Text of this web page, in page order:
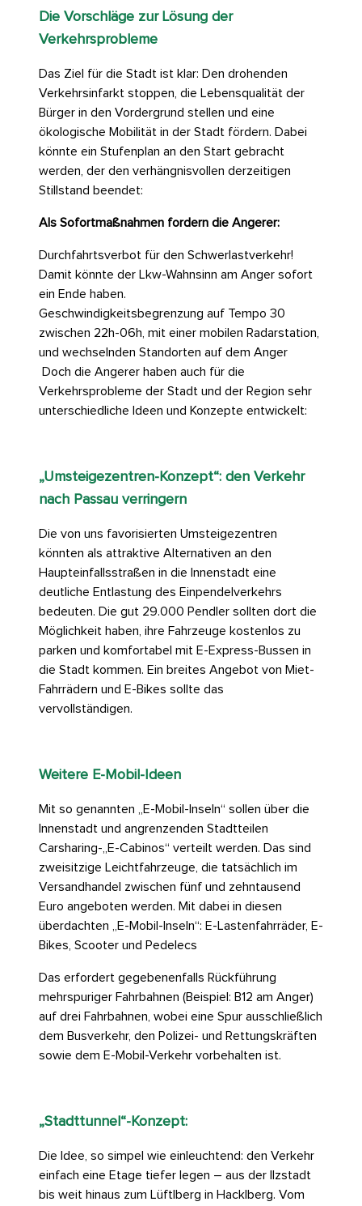
Die Vorschläge zur Lösung der
Verkehrsprobleme
Das Ziel für die Stadt ist klar: Den drohenden
Verkehrsinfarkt stoppen, die Lebensqualität der
Bürger in den Vordergrund stellen und eine
ökologische Mobilität in der Stadt fördern. Dabei
könnte ein Stufenplan an den Start gebracht
werden, der den verhängnisvollen derzeitigen
Stillstand beendet:
Als Sofortmaßnahmen fordern die Angerer:
Durchfahrtsverbot für den Schwerlastverkehr!
Damit könnte der Lkw-Wahnsinn am Anger sofort
ein Ende haben.
Geschwindigkeitsbegrenzung auf Tempo 30
zwischen 22h-06h, mit einer mobilen Radarstation,
und wechselnden Standorten auf dem Anger
Doch die Angerer haben auch für die
Verkehrsprobleme der Stadt und der Region sehr
unterschiedliche Ideen und Konzepte entwickelt:
„Umsteigezentren-Konzept“: den Verkehr
nach Passau verringern
Die von uns favorisierten Umsteigezentren
könnten als attraktive Alternativen an den
Haupteinfallsstraßen in die Innenstadt eine
deutliche Entlastung des Einpendelverkehrs
bedeuten. Die gut 29.000 Pendler sollten dort die
Möglichkeit haben, ihre Fahrzeuge kostenlos zu
parken und komfortabel mit E-Express-Bussen in
die Stadt kommen. Ein breites Angebot von Miet-
Fahrrädern und E-Bikes sollte das
vervollständigen.
Weitere E-Mobil-Ideen
Mit so genannten „E-Mobil-Inseln“ sollen über die
Innenstadt und angrenzenden Stadtteilen
Carsharing-„E-Cabinos“ verteilt werden. Das sind
zweisitzige Leichtfahrzeuge, die tatsächlich im
Versandhandel zwischen fünf und zehntausend
Euro angeboten werden. Mit dabei in diesen
überdachten „E-Mobil-Inseln“: E-Lastenfahrräder, E-
Bikes, Scooter und Pedelecs
Das erfordert gegebenenfalls Rückführung
mehrspuriger Fahrbahnen (Beispiel: B12 am Anger)
auf drei Fahrbahnen, wobei eine Spur ausschließlich
dem Busverkehr, den Polizei- und Rettungskräften
sowie dem E-Mobil-Verkehr vorbehalten ist.
„Stadttunnel“-Konzept:
Die Idee, so simpel wie einleuchtend: den Verkehr
einfach eine Etage tiefer legen – aus der Ilzstadt
bis weit hinaus zum Lüftlberg in Hacklberg. Vom